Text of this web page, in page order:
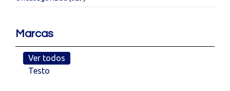
Marcas
Ver todos
Testo